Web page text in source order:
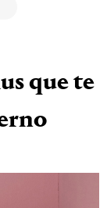
que te